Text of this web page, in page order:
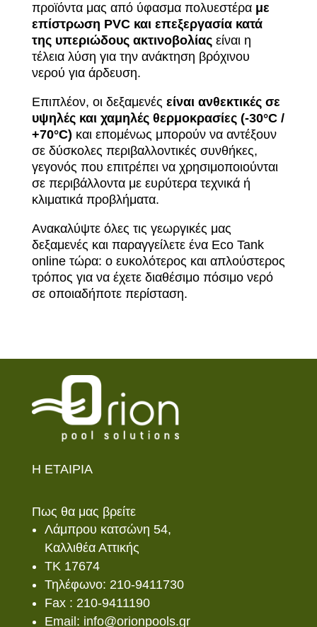
προϊόντα μας από ύφασμα πολυεστέρα με
επίστρωση PVC και επεξεργασία κατά
της υπεριώδους ακτινοβολίαςείναι η
τέλεια λύση για την ανάκτηση βρόχινου
νερού για άρδευση.
Επιπλέον, οι δεξαμενές είναι ανθεκτικές σε
υψηλές και χαμηλές θερμοκρασίες (-30°C /
+70°C) και επομένως μπορούν να αντέξουν
σε δύσκολες περιβαλλοντικές συνθήκες,
γεγονός που επιτρέπει να χρησιμοποιούνται
σε περιβάλλοντα με ευρύτερα τεχνικά ή
κλιματικά προβλήματα.
Ανακαλύψτε όλες τις γεωργικές μας
δεξαμενές και παραγγείλετε ένα Eco Tank
online τώρα: ο ευκολότερος και απλούστερος
τρόπος για να έχετε διαθέσιμο πόσιμο νερό
σε οποιαδήποτε περίσταση.
Η ΕΤΑΙΡΙΑ
Πως θα μας βρείτε
Λάμπρου κατσώνη 54,
Καλλιθέα Αττικής
ΤΚ 17674
Τηλέφωνο: 210-9411730
Fax : 210-9411190
Email: info@orionpools.gr